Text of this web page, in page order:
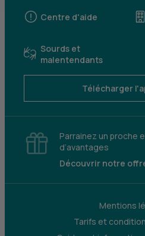
Centre d'aide
Sourds et
malentendants
Télécharger
Parrainez un proche
d’avantages
Découvrir notre
Mentions
Tarifs et